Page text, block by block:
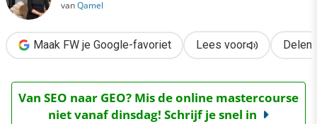
vanQamel
Maak FW je Google-favoriet Lees voor Delen
Van SEO naar GEO? Mis de online mastercourse
niet vanaf dinsdag! Schrijf je snel in